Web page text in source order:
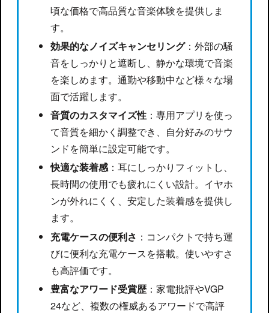
頃な価格で高品質な音楽体験を提供しま
す。
効果的なノイズキャンセリング：外部の騒
音をしっかりと遮断し、静かな環境で音楽
を楽しめます。通勤や移動中など様々な場
面で活躍します。
音質のカスタマイズ性 ：専用アプリを使っ
て音質を細かく調整でき、自分好みのサウ
ンドを簡単に設定可能です。
快適な装着感：耳にしっかりフィットし、
長時間の使用でも疲れにくい設計。イヤホ
ンが外れにくく、安定した装着感を提供し
ます。
充電ケースの便利さ ：コンパクトで持ち運
びに便利な充電ケースを搭載。使いやすさ
も高評価です。
豊富なアワード受賞歴：家電批評やVGP
24など、複数の権威あるアワードで高評